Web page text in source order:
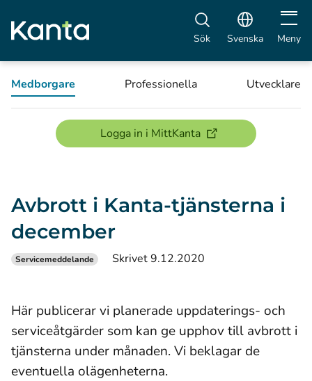
Sök Svenska Öppna
Meny
Medborgare Professionella Utvecklare
Logga in i MittKanta(öppnas i ett nytt
Avbrott i Kanta-tjänsterna i
december
Servicemeddelande Skrivet 9.12.2020
Här publicerar vi planerade uppdaterings- och
serviceåtgärder som kan ge upphov till avbrott i
tjänsterna under månaden. Vi beklagar de
eventuella olägenheterna.